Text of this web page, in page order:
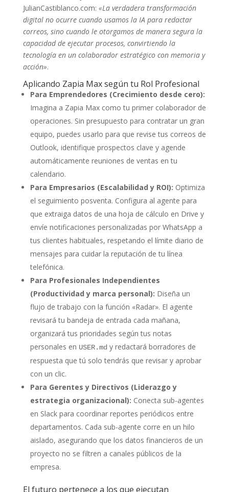
JulianCastiblanco.com: «La verdadera transformación
digital no ocurre cuando usamos la IA para redactar
correos, sino cuando le otorgamos de manera segura la
capacidad de ejecutar procesos, convirtiendo la
tecnología en un colaborador estratégico con memoria y
acción».
Aplicando Zapia Max según tu Rol Profesional
Para Emprendedores (Crecimiento desde cero):
Imagina a Zapia Max como tu primer colaborador de
operaciones. Sin presupuesto para contratar un gran
equipo, puedes usarlo para que revise tus correos de
Outlook, identifique prospectos clave y agende
automáticamente reuniones de ventas en tu
calendario.
Para Empresarios (Escalabilidad y ROI): Optimiza
el seguimiento posventa. Configura al agente para
que extraiga datos de una hoja de cálculo en Drive y
envíe notificaciones personalizadas por WhatsApp a
tus clientes habituales, respetando el límite diario de
mensajes para cuidar la reputación de tu línea
telefónica.
Para Profesionales Independientes
(Productividad y marca personal): Diseña un
flujo de trabajo con la función «Radar». El agente
revisará tu bandeja de entrada cada mañana,
organizará tus prioridades según tus notas
personales en USER.md y redactará borradores de
respuesta que tú solo tendrás que revisar y aprobar
con un clic.
Para Gerentes y Directivos (Liderazgo y
estrategia organizacional): Conecta sub-agentes
en Slack para coordinar reportes periódicos entre
departamentos. Cada sub-agente corre en un hilo
aislado, asegurando que los datos financieros de un
proyecto no se filtren a canales públicos de la
empresa.
El futuro pertenece a los que ejecutan